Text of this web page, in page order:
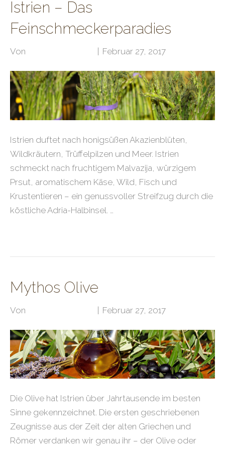
Istrien – Das
Feinschmeckerparadies
Von | Februar 27, 2017
Istrien duftet nach honigsüßen Akazienblüten,
Wildkräutern, Trüffelpilzen und Meer. Istrien
schmeckt nach fruchtigem Malvazija, würzigem
Prsut, aromatischem Käse, Wild, Fisch und
Krustentieren – ein genussvoller Streifzug durch die
köstliche Adria-Halbinsel. …
Mythos Olive
Von | Februar 27, 2017
Die Olive hat Istrien über Jahrtausende im besten
Sinne gekennzeichnet. Die ersten geschriebenen
Zeugnisse aus der Zeit der alten Griechen und
Römer verdanken wir genau ihr – der Olive oder